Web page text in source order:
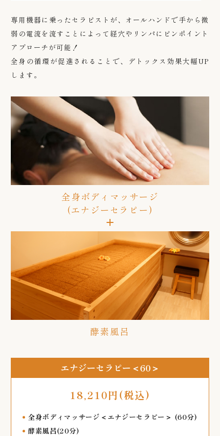
専用機器に乗ったセラピストが、オールハンドで手から微
弱の電流を流すことによって経穴やリンパにピンポイント
アプローチが可能！
全身の循環が促進されることで、デトックス効果大幅UP
します。
全身ボディマッサージ
(エナジーセラピー)
酵素風呂
エナジーセラピー＜60＞
18,210円(税込)
全身ボディマッサージ＜エナジーセラピー＞ (60分)
酵素風呂(20分)